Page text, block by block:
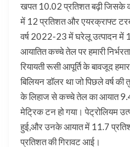
खपत 10.02 प्रतिशत बढ़ी जिसके
में 12 प्रतिशत और एयरक्राफ्ट
वर्ष 2022-23 में घरेलू उत्पादन में
आयातित कच्चे तेल पर हमारी
रियायती रूसी आपूर्ति के बावजूद
बिलियन डॉलर था जो पिछले वर्ष
के लिहाज से कच्चे तेल का आयात
मेट्रिक टन हो गया। पेट्रोलियम
हुई,और उनके आयात में 11.7 प्रतिशत
प्रतिशत की गिरावट आई।